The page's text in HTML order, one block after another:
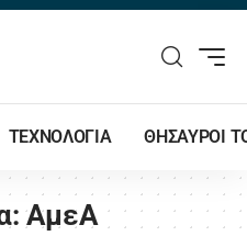
ΤΕΧΝΟΛΟΓΙΑ ΘΗΣΑΥΡΟΙ
AμεΑ